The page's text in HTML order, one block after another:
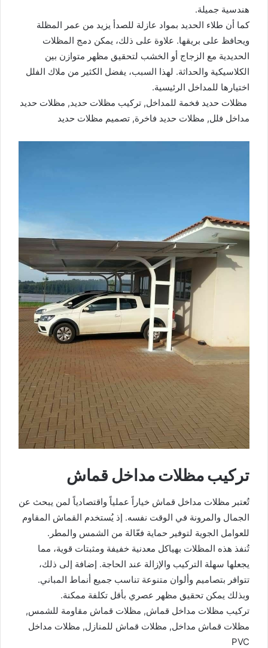
هندسية جميلة.
كما أن طلاء الحديد بمواد عازلة للصدأ يزيد من عمر المظلة
ويحافظ على بريقها. علاوة على ذلك، يمكن دمج المظلات
الحديدية مع الزجاج أو الخشب لتحقيق مظهر متوازن بين
الكلاسيكية والحداثة. لهذا السبب، يفضل الكثير من ملاك الفلل
اختيارها للمداخل الرئيسية.
مظلات حديد فخمة للمداخل, تركيب مظلات حديد, مظلات حديد
مداخل فلل, مظلات حديد فاخرة, تصميم مظلات حديد
تركيب مظلات مداخل قماش
تُعتبر مظلات مداخل قماش خياراً عملياً واقتصادياً لمن يبحث عن
الجمال والمرونة في الوقت نفسه. إذ يُستخدم القماش المقاوم
للعوامل الجوية لتوفير حماية فعّالة من الشمس والمطر.
تُنفذ هذه المظلات بهياكل معدنية خفيفة ومثبتات قوية، مما
يجعلها سهلة التركيب والإزالة عند الحاجة. إضافة إلى ذلك،
تتوافر بتصاميم وألوان متنوعة تناسب جميع أنماط المباني.
وبذلك يمكن تحقيق مظهر عصري بأقل تكلفة ممكنة.
تركيب مظلات مداخل قماش, مظلات قماش مقاومة للشمس,
مظلات قماش مداخل, مظلات قماش للمنازل, مظلات مداخل
PVC